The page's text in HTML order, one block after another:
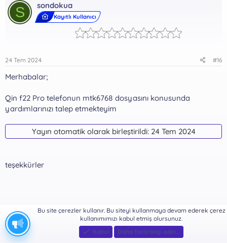
S sondokua
Kayıtlı Kullanıcı
24 Tem 2024 #16
Merhabalar;
Qin f22 Pro telefonun mtk6768 dosyasını konusunda
yardımlarınızı talep etmekteyim
Yayın otomatik olarak birleştirildi: 24 Tem 2024
teşekkürler
Bu site çerezler kullanır. Bu siteyi kullanmaya devam ederek çerez
kullanımımızı kabul etmiş olursunuz.
Kabul
Daha fazla bilgi edin…